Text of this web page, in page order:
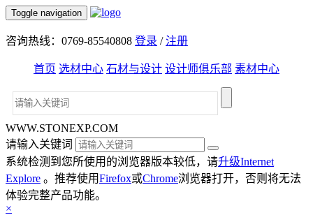
Toggle navigation
咨询热线：0769-85540808 登录 /注册
首页 选材中心 石材与设计 设计师俱乐部 素材中心
WWW.STONEXP.COM
请输入关键词
系统检测到您所使用的浏览器版本较低，请升级Internet
Explore 。推荐使用Firefox或Chrome浏览器打开，否则将无法
体验完整产品功能。
×